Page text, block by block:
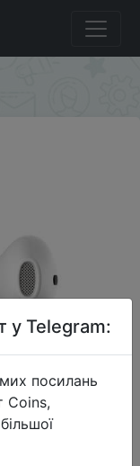
у Telegram:
посилань
Coins,